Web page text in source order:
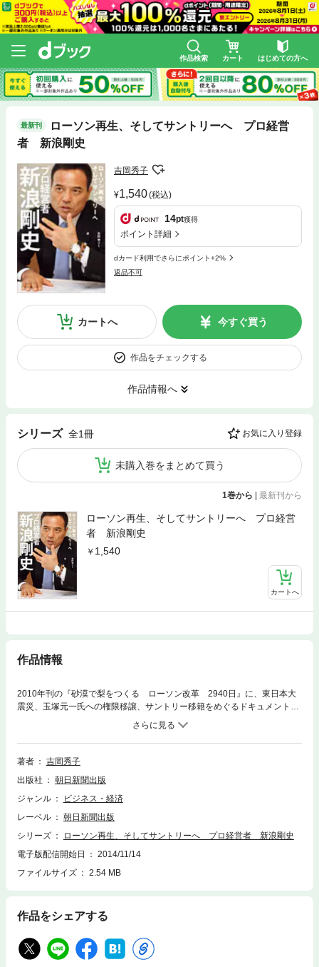
作品検索 カート はじめての方へ
最新刊
ローソン再生、そしてサントリーへ プロ経営
者 新浪剛史
吉岡秀子
1,540(税込)
14pt獲得
ポイント詳細
dカード利用でさらにポイント+2%
返品不可
カートへ 今すぐ買う
作品をチェックする
作品情報へ
シリーズ 全1冊 お気に入り登録
未購入巻をまとめて買う
1巻から 最新刊から
ローソン再生、そしてサントリーへ プロ経営
者 新浪剛史
1,540
カートへ
作品情報
2010年刊の『砂漠で梨をつくる ローソン改革 2940日』に、東日本大
震災、玉塚元一氏への権限移譲、サントリー移籍をめぐるドキュメントを
加えた新装版。10月1日付でサントリー社長に就き、「プロ経営者」とし
て歩き始めた新浪剛史氏の足跡をたどる一冊。
著者
吉岡秀子
出版社
朝日新聞出版
ジャンル
ビジネス・経済
レーベル
朝日新聞出版
シリーズ
ローソン再生、そしてサントリーへ プロ経営者 新浪剛史
電子版配信開始日
2014/11/14
ファイルサイズ
2.54 MB
作品をシェアする